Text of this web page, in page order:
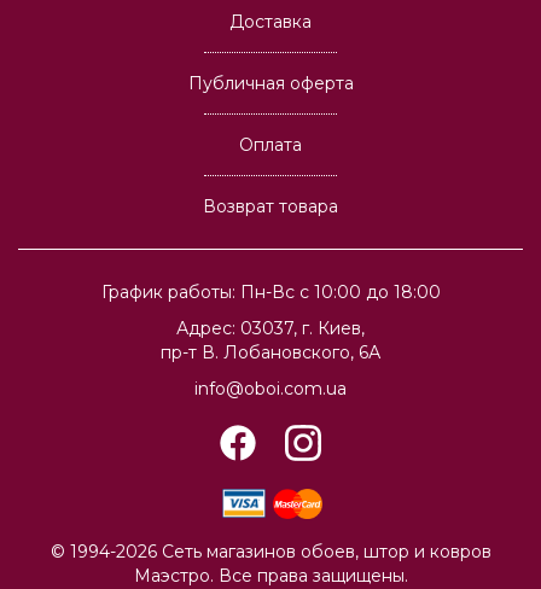
График работы: Пн-Вс с 10:00 до 18:00
Адрес: 03037, г. Киев,
пр-т В. Лобановского, 6А
info@oboi.com.ua
Доставка
Публичная оферта
Оплата
Возврат товара
© 1994-2026 Сеть магазинов обоев, штор и ковров
Маэстро. Все права защищены.